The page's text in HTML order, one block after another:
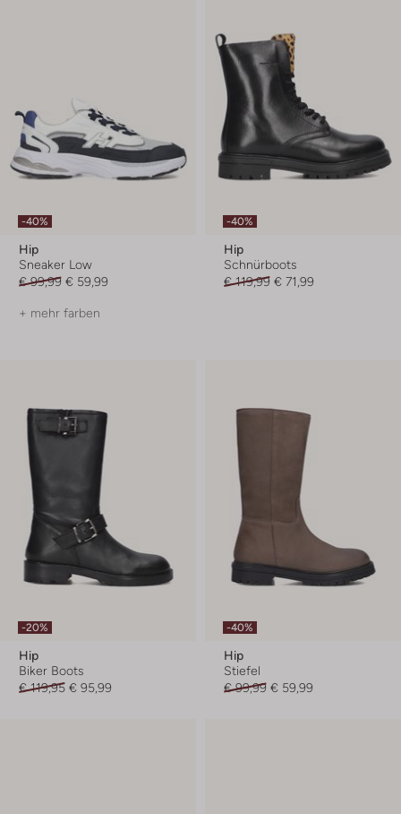
-40%
Hip
Sneaker Low
€ 99,99 € 59,99
+ mehr farben
-40%
Hip
Schnürboots
€ 119,99 € 71,99
-20%
Hip
Biker Boots
€ 119,95 € 95,99
-40%
Hip
Stiefel
€ 99,99 € 59,99